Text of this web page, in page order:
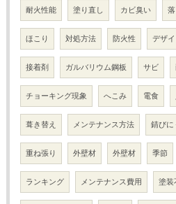
耐火性能 塗り直し カビ臭い
ほこり 対処方法 防火性 デザ
接着剤 ガルバリウム鋼板 サビ
チョーキング現象 へこみ 電食
葺き替え メンテナンス方法 錆びに
重ね張り 外壁材 外壁材 季節
ランキング メンテナンス費用 塗装